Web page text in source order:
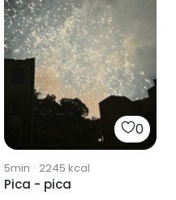
0
5min · 2245 kcal
Pica - pica